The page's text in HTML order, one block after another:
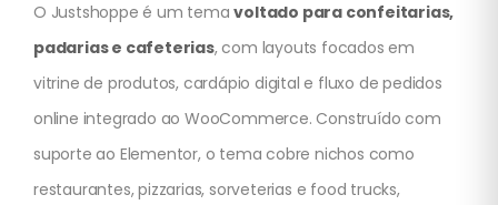
O Justshoppe é um temavoltado para confeitarias,
padarias e cafeterias, com layouts focados em
vitrine de produtos, cardápio digital e fluxo de pedidos
online integrado ao WooCommerce. Construído com
suporte ao Elementor, o tema cobre nichos como
restaurantes, pizzarias, sorveterias e food trucks,